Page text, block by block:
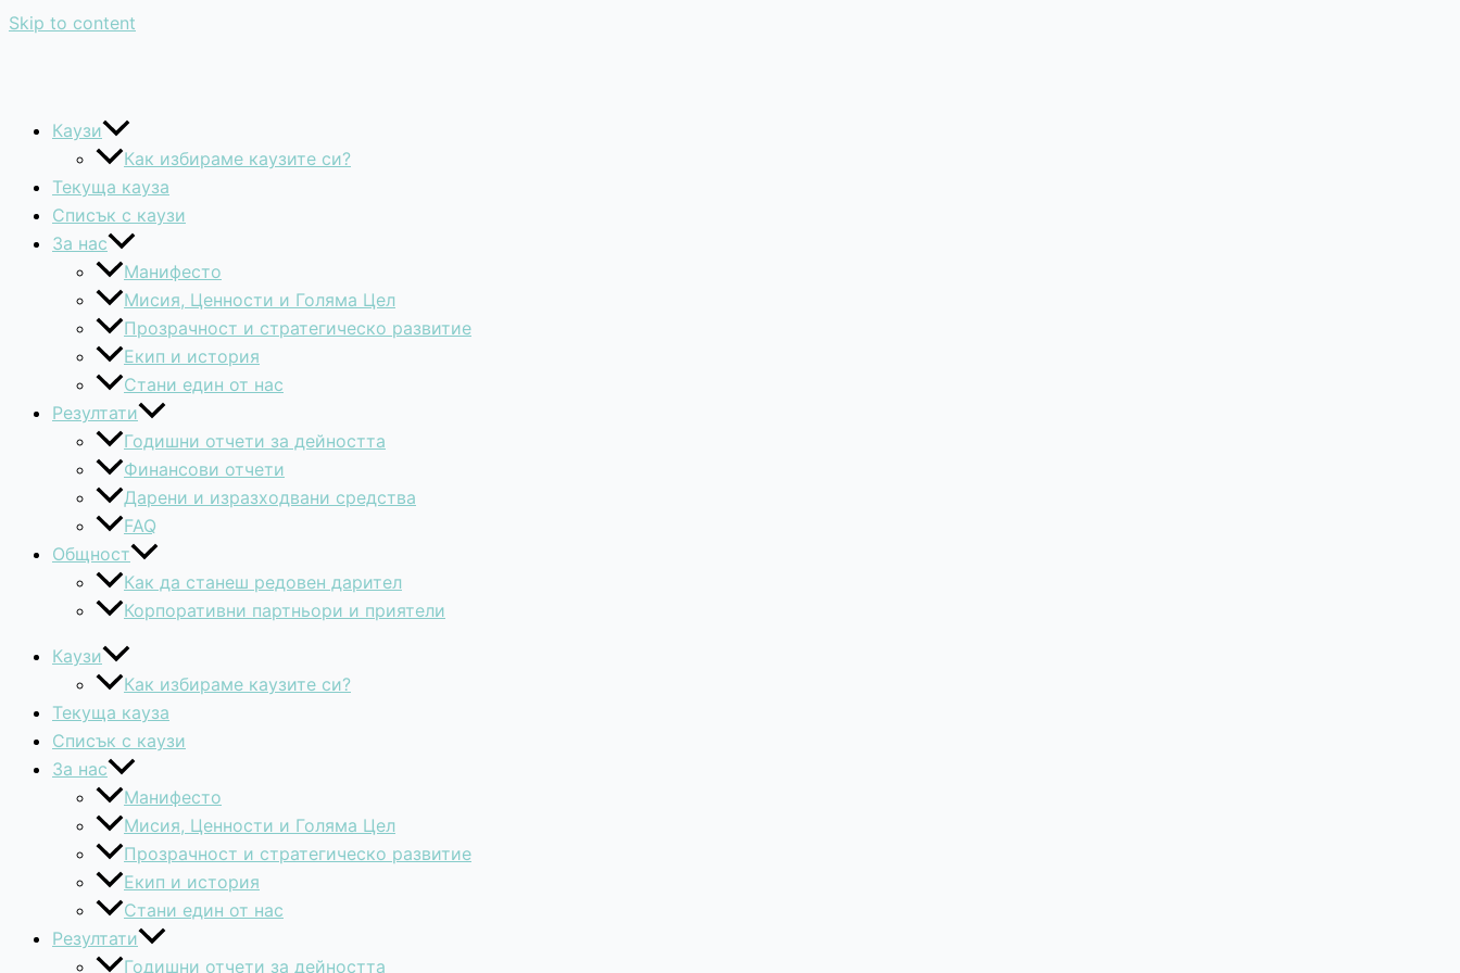
Skip to content
Каузи
Как избираме каузите си?
Текуща кауза
Списък с каузи
За нас
Манифесто
Мисия, Ценности и Голяма Цел
Прозрачност и стратегическо развитие
Екип и история
Стани един от нас
Резултати
Годишни отчети за дейността
Финансови отчети
Дарени и изразходвани средства
FAQ
Общност
Как да станеш редовен дарител
Корпоративни партньори и приятели
Каузи
Как избираме каузите си?
Текуща кауза
Списък с каузи
За нас
Манифесто
Мисия, Ценности и Голяма Цел
Прозрачност и стратегическо развитие
Екип и история
Стани един от нас
Резултати
Годишни отчети за дейността